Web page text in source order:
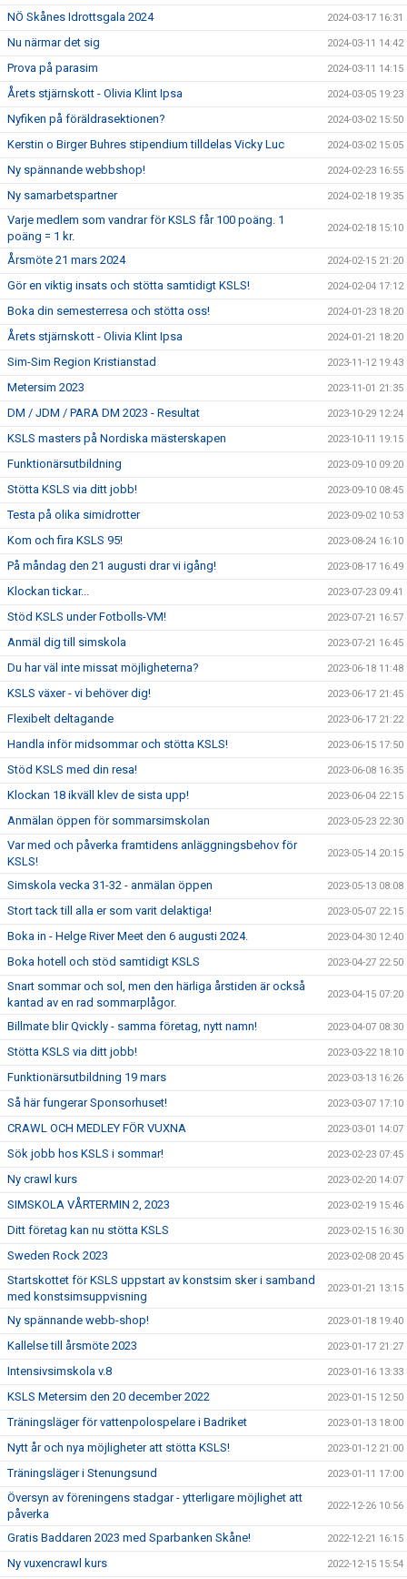
NÖ Skånes Idrottsgala 2024 2024-03-17 16:31
Nu närmar det sig 2024-03-11 14:42
Prova på parasim 2024-03-11 14:15
Årets stjärnskott - Olivia Klint Ipsa 2024-03-05 19:23
Nyfiken på föräldrasektionen? 2024-03-02 15:50
Kerstin o Birger Buhres stipendium tilldelas Vicky Luc 2024-03-02 15:05
Ny spännande webbshop! 2024-02-23 16:55
Ny samarbetspartner 2024-02-18 19:35
Varje medlem som vandrar för KSLS får 100 poäng. 1
poäng = 1 kr.
2024-02-18 15:10
Årsmöte 21 mars 2024 2024-02-15 21:20
Gör en viktig insats och stötta samtidigt KSLS! 2024-02-04 17:12
Boka din semesterresa och stötta oss! 2024-01-23 18:20
Årets stjärnskott - Olivia Klint Ipsa 2024-01-21 18:20
Sim-Sim Region Kristianstad 2023-11-12 19:43
Metersim 2023 2023-11-01 21:35
DM / JDM / PARA DM 2023 - Resultat 2023-10-29 12:24
KSLS masters på Nordiska mästerskapen 2023-10-11 19:15
Funktionärsutbildning 2023-09-10 09:20
Stötta KSLS via ditt jobb! 2023-09-10 08:45
Testa på olika simidrotter 2023-09-02 10:53
Kom och fira KSLS 95! 2023-08-24 16:10
På måndag den 21 augusti drar vi igång! 2023-08-17 16:49
Klockan tickar... 2023-07-23 09:41
Stöd KSLS under Fotbolls-VM! 2023-07-21 16:57
Anmäl dig till simskola 2023-07-21 16:45
Du har väl inte missat möjligheterna? 2023-06-18 11:48
KSLS växer - vi behöver dig! 2023-06-17 21:45
Flexibelt deltagande 2023-06-17 21:22
Handla inför midsommar och stötta KSLS! 2023-06-15 17:50
Stöd KSLS med din resa! 2023-06-08 16:35
Klockan 18 ikväll klev de sista upp! 2023-06-04 22:15
Anmälan öppen för sommarsimskolan 2023-05-23 22:30
Var med och påverka framtidens anläggningsbehov för
KSLS!
2023-05-14 20:15
Simskola vecka 31-32 - anmälan öppen 2023-05-13 08:08
Stort tack till alla er som varit delaktiga! 2023-05-07 22:15
Boka in - Helge River Meet den 6 augusti 2024. 2023-04-30 12:40
Boka hotell och stöd samtidigt KSLS 2023-04-27 22:50
Snart sommar och sol, men den härliga årstiden är också
kantad av en rad sommarplågor.
2023-04-15 07:20
Billmate blir Qvickly - samma företag, nytt namn! 2023-04-07 08:30
Stötta KSLS via ditt jobb! 2023-03-22 18:10
Funktionärsutbildning 19 mars 2023-03-13 16:26
Så här fungerar Sponsorhuset! 2023-03-07 17:10
CRAWL OCH MEDLEY FÖR VUXNA 2023-03-01 14:07
Sök jobb hos KSLS i sommar! 2023-02-23 07:45
Ny crawl kurs 2023-02-20 14:07
SIMSKOLA VÅRTERMIN 2, 2023 2023-02-19 15:46
Ditt företag kan nu stötta KSLS 2023-02-15 16:30
Sweden Rock 2023 2023-02-08 20:45
Startskottet för KSLS uppstart av konstsim sker i samband
med konstsimsuppvisning
2023-01-21 13:15
Ny spännande webb-shop! 2023-01-18 19:40
Kallelse till årsmöte 2023 2023-01-17 21:27
Intensivsimskola v.8 2023-01-16 13:33
KSLS Metersim den 20 december 2022 2023-01-15 12:50
Träningsläger för vattenpolospelare i Badriket 2023-01-13 18:00
Nytt år och nya möjligheter att stötta KSLS! 2023-01-12 21:00
Träningsläger i Stenungsund 2023-01-11 17:00
Översyn av föreningens stadgar - ytterligare möjlighet att
påverka
2022-12-26 10:56
Gratis Baddaren 2023 med Sparbanken Skåne! 2022-12-21 16:15
Ny vuxencrawl kurs 2022-12-15 15:54